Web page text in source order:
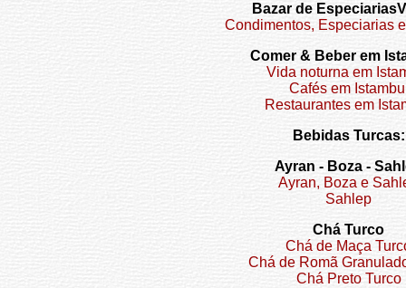
Bazar de
Condimentos, Especiarias
Comer & Beber em
Vida noturna em
Cafés em
Restaurantes em
Bebidas Turcas:
Ayran - Boza -
Ayran, Boza e
Sahlep
Chá Turco
Chá de Maça
Chá de Romã
Chá Preto Turco